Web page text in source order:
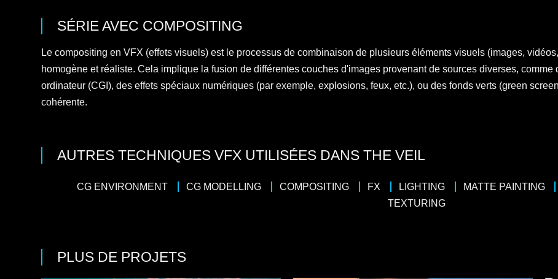
SÉRIEAVEC COMPOSITING
Le compositing en VFX (effets visuels) est le processus de combinaison de plusieurs éléments visuels (images,
homogène et réaliste. Cela implique la fusion de différentes couches d'images provenant de sources diverses,
ordinateur (CGI), des effets spéciaux numériques (par exemple, explosions, feux, etc.), ou des fonds verts (green
cohérente.
AUTRES TECHNIQUES VFX UTILISÉES DANS THE VEIL
CG ENVIRONMENT CG MODELLING COMPOSITING FX LIGHTING MATTE PAINTING
TEXTURING
PLUS DE PROJETS